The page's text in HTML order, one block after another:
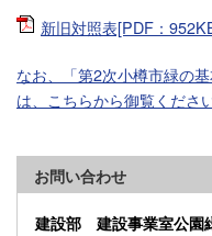
新旧対照表[PDF：
なお、「第2次小樽市緑の
は、こちらから御覧ください
お問い合わせ
建設部 建設事業室公園